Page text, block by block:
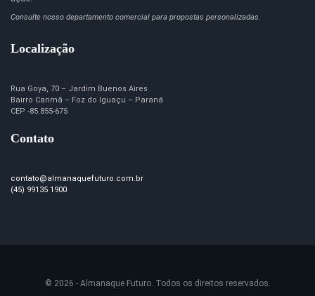
Consulte nosso departamento comercial para propostas personalizadas.
Localização
Rua Goya, 70 – Jardim Buenos Aires
Bairro Carimã – Foz do Iguaçu – Paraná
CEP -85.855-675
Contato
contato@almanaquefuturo.com.br
(45) 99135 1900
© 2026 - Almanaque Futuro. Todos os direitos reservados.